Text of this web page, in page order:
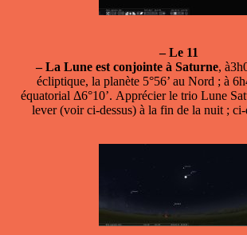
– Le 11
– La Lune est conjointe à Saturne,
écliptique, la planète 5°56’ au Nord ; à
équatorial Δ6°10’. Apprécier le trio Lune
lever (voir ci-dessus) à la fin de la nuit ; ci-